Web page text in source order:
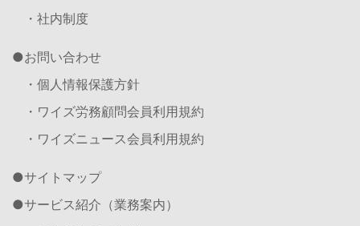
・社内制度
お問い合わせ
・個人情報保護方針
・ワイズ労務顧問会員利用規約
・ワイズニュース会員利用規約
サイトマップ
サービス紹介（業務案内）